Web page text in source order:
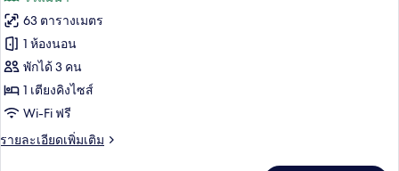
(Selandia)
ทั้งหมด
ของ
Mandarin,
ห้อง
พัก,
เตียง
63 ตารางเมตร
1 ห้องนอน
พักได้ 3 คน
1 เตียงคิงไซส์
Wi-Fi ฟรี
รายละเอียดเพิ่มเติม
ราย